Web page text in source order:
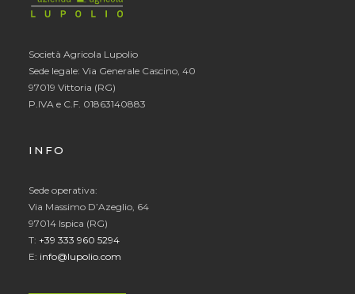
Società Agricola Lupolio
Sede legale: Via Generale Cascino, 40
97019 Vittoria (RG)
P.IVA e C.F. 01863140883
INFO
Sede operativa:
Via Massimo D’Azeglio, 64
97014 Ispica (RG)
T: +39 333 960 5294
E: info@lupolio.com